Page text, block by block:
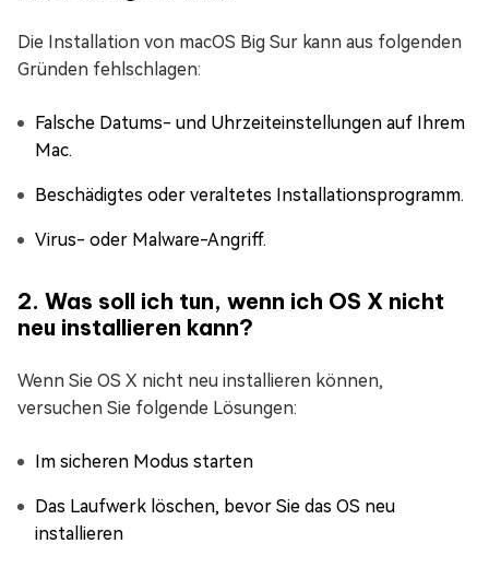
Die Installation von macOS Big Sur kann aus folgenden
Gründen fehlschlagen:
Falsche Datums- und Uhrzeiteinstellungen auf Ihrem
Mac.
Beschädigtes oder veraltetes Installationsprogramm.
Virus- oder Malware-Angriff.
2. Was soll ich tun, wenn ich OS X nicht
neu installieren kann?
Wenn Sie OS X nicht neu installieren können,
versuchen Sie folgende Lösungen:
Im sicheren Modus starten
Das Laufwerk löschen, bevor Sie das OS neu
installieren